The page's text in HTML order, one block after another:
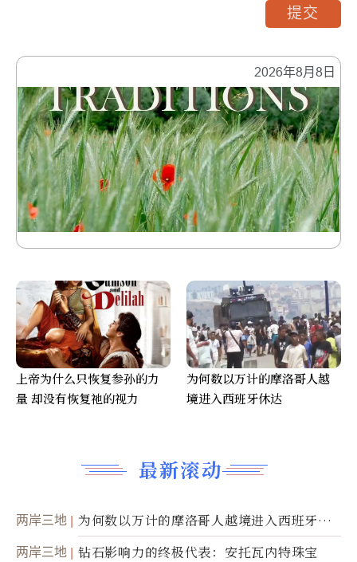
2026年8月8日
最新滚动
两岸三地
为何数以万计的摩洛哥人越境进入西班牙休
达
两岸三地 钻石影响力的终极代表：安托瓦内特珠宝
提交
上帝为什么只恢复参孙的力
量 却没有恢复祂的视力
为何数以万计的摩洛哥人越
境进入西班牙休达